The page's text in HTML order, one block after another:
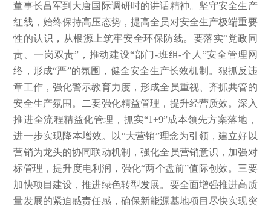
董事长吕军到大唐国际调研时的讲话精神。坚守安全生产
红线，始终保持高压态势，提高全员对安全生产极端重要
性的认识，从根源上筑牢安全环保防线。要落实“党政同
责、一岗双责”，推动建设“部门-班组-个人”安全管理网
络，形成“严”的氛围，健全安全生产长效机制。狠抓反违
章工作，强化警示教育力度，形成全员重视、齐抓共管的
安全生产氛围。二要强化精益管理，提升经营质效。深入
推进全流程精益化管理，抓实“1+9”成本领先方案落地，
进一步实现降本增效。以“大营销”理念为引领，建立好以
营销为龙头的协同联动机制，强化全员营销意识，加强对
标管理，提升度电利润，强化“两个盘前”值际创效。三要
加快项目建设，推进绿色转型发展。要全面增强推进高质
量发展的紧迫感责任感，确保新能源基地项目尽快实现突